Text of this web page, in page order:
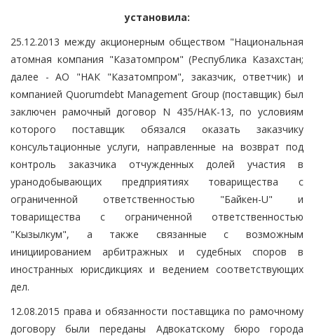
установила:
25.12.2013 между акционерным обществом "Национальная
атомная компания "Казатомпром" (Республика Казахстан;
далее - АО "НАК "Казатомпром", заказчик, ответчик) и
компанией Quorumdebt Management Group (поставщик) был
заключен рамочный договор N 435/НАК-13, по условиям
которого поставщик обязался оказать заказчику
консультационные услуги, направленные на возврат под
контроль заказчика отчужденных долей участия в
уранодобывающих предприятиях товарищества с
ограниченной ответственностью "Байкен-U" и
товарищества с ограниченной ответственностью
"Кызылкум", а также связанные с возможным
инициированием арбитражных и судебных споров в
иностранных юрисдикциях и ведением соответствующих
дел.
12.08.2015 права и обязанности поставщика по рамочному
договору были переданы Адвокатскому бюро города